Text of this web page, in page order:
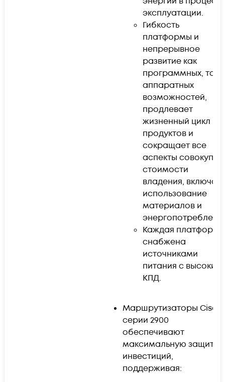
эксплуатации.
Гибкость
платформы и
непрерывное
развитие как
программных, так
аппаратных
возможностей,
продлевает
жизненный цикл
продуктов и
сокращает все
аспекты
стоимости
владения, включая
использование
материалов и
Каждая платформа
снабжена
источниками
питания с высоким
КПД.
Маршрутизаторы Cisco
серии 2900
обеспечивают
максимальную защиту
инвестиций,
поддерживая: